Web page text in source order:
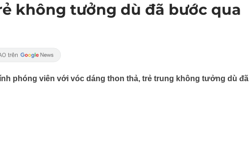
không tưởng dù đã bước qua
phóng viên với vóc dáng thon thả, trẻ trung không tưởng dù đã